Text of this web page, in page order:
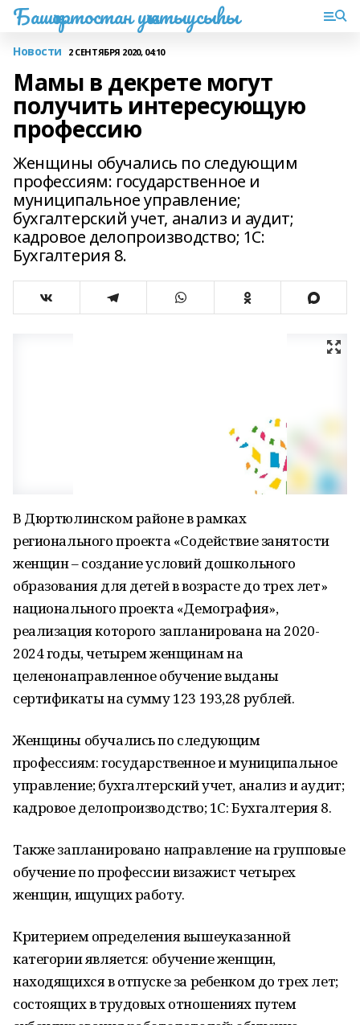
Башҡортостан уҡытыусыһы
Новости 2 СЕНТЯБРЯ 2020, 04:10
Мамы в декрете могут
получить интересующую
профессию
Женщины обучались по следующим
профессиям: государственное и
муниципальное управление;
бухгалтерский учет, анализ и аудит;
кадровое делопроизводство; 1С:
Бухгалтерия 8.
В Дюртюлинском районе в рамках
регионального проекта «Содействие занятости
женщин – создание условий дошкольного
образования для детей в возрасте до трех лет»
национального проекта «Демография»,
реализация которого запланирована на 2020-
2024 годы, четырем женщинам на
целенонаправленное обучение выданы
сертификаты на сумму 123 193,28 рублей.
Женщины обучались по следующим
профессиям: государственное и муниципальное
управление; бухгалтерский учет, анализ и аудит;
кадровое делопроизводство; 1С: Бухгалтерия 8.
Также запланировано направление на групповые
обучение по профессии визажист четырех
женщин, ищущих работу.
Критерием определения вышеуказанной
категории является: обучение женщин,
находящихся в отпуске за ребенком до трех лет;
состоящих в трудовых отношениях путем